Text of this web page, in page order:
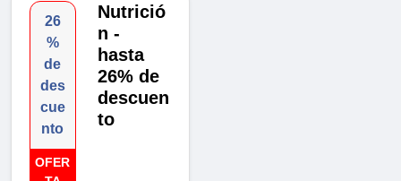
26
%
de
des
cue
nto
OFER
Nutrició
n -
hasta
26% de
descuen
to